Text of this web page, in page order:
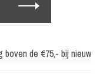
de €75,- bij nieuwe